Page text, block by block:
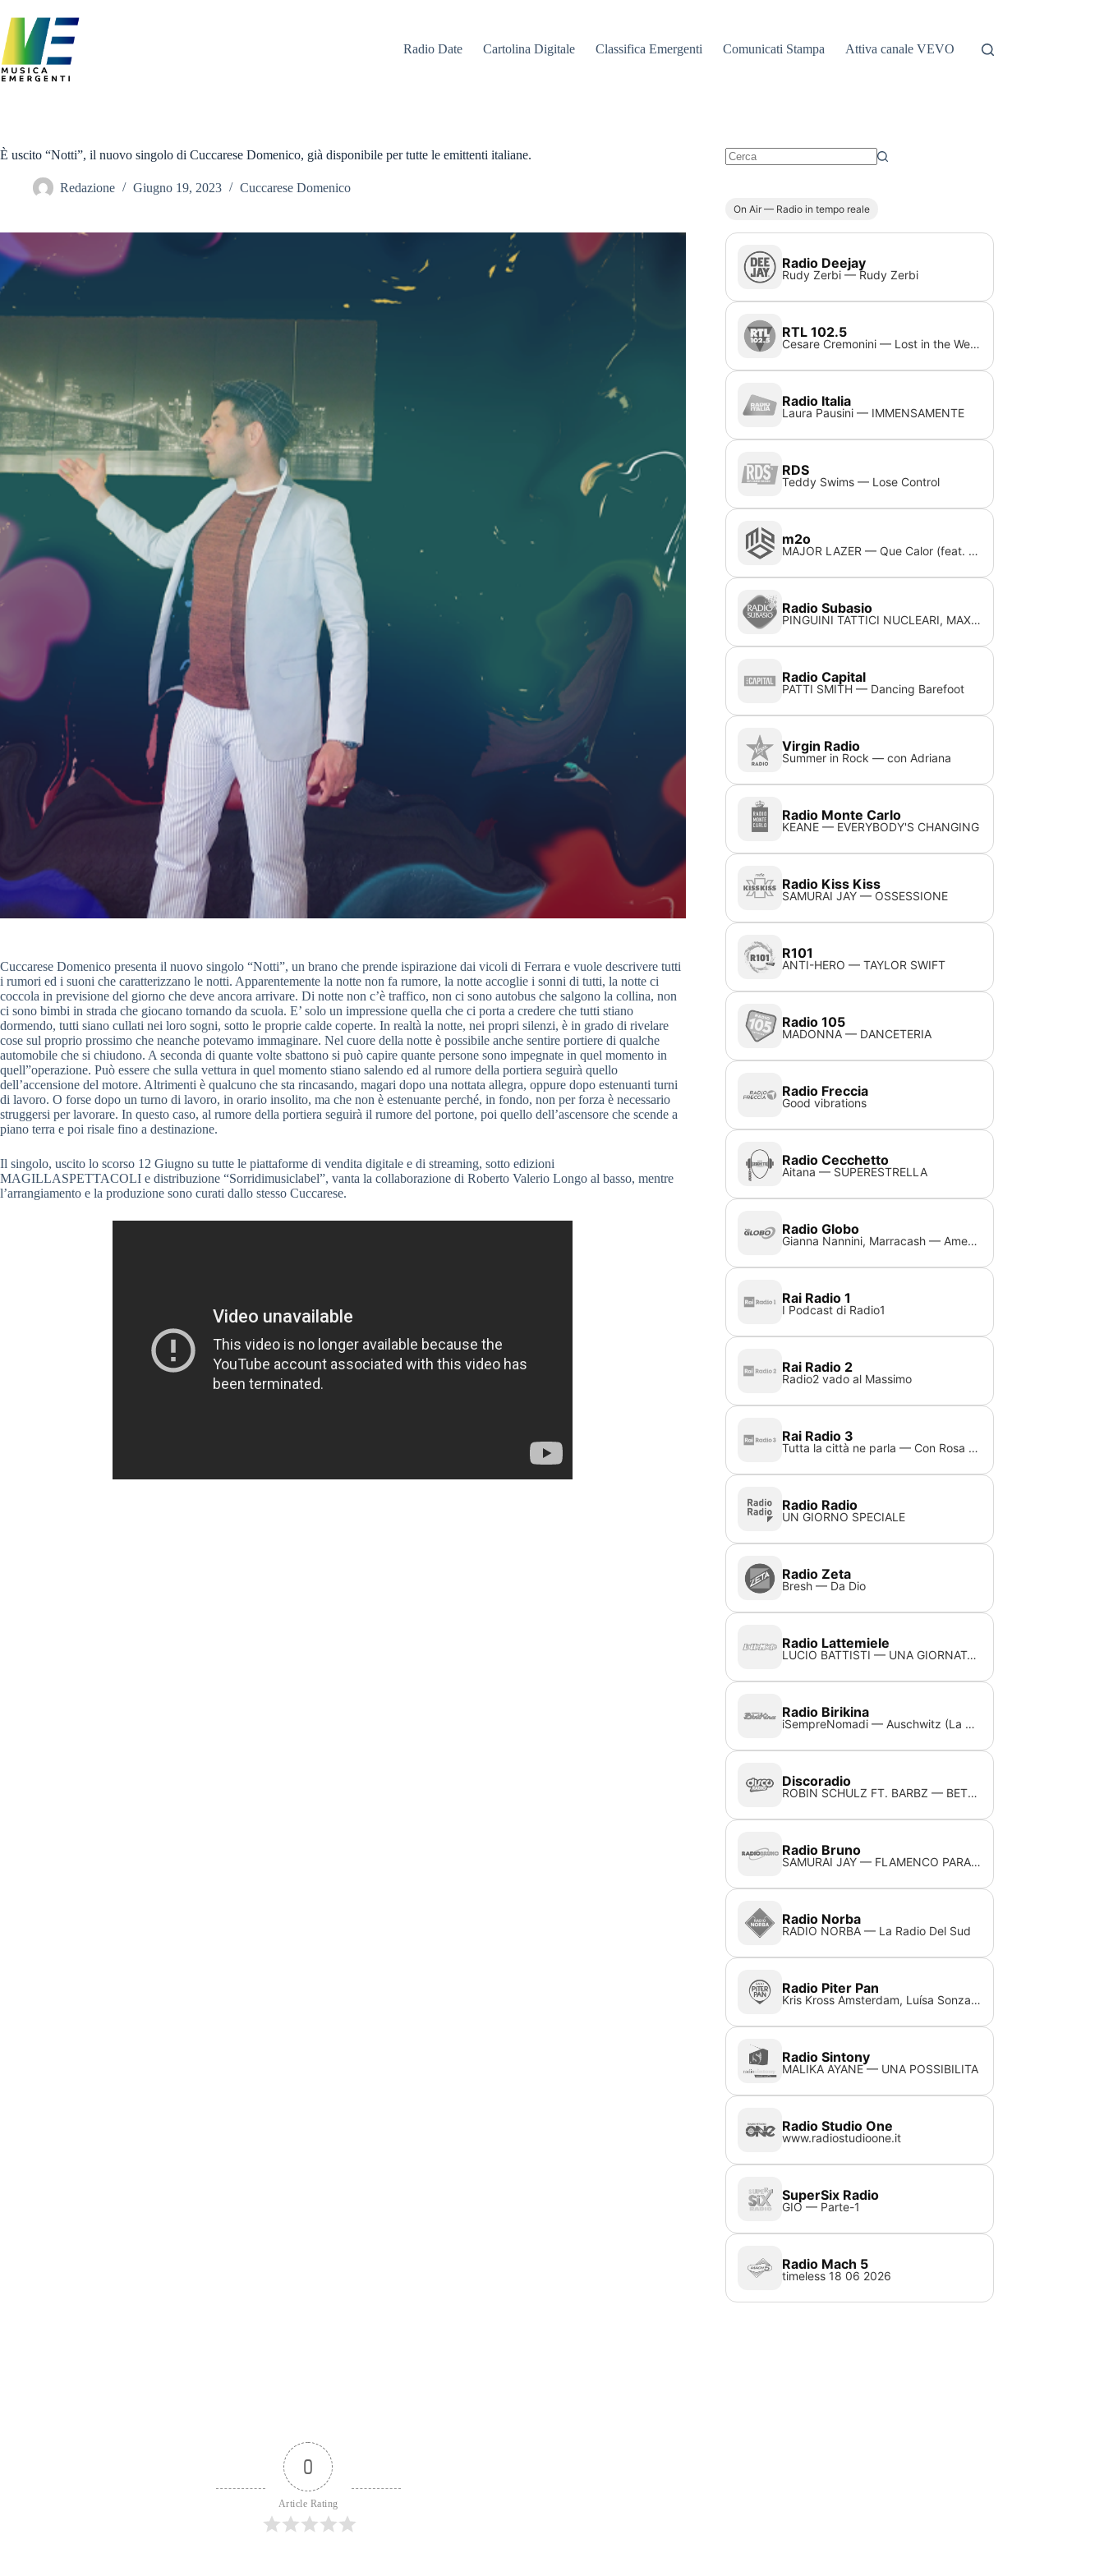
contenuto
Radio Date
Cartolina Digitale Classifica Emergenti Comunicati Stampa Attiva canale VEVO
È uscito “Notti”, il nuovo singolo di Cuccarese Domenico, già disponibile per tutte le emittenti italiane.
Redazione Giugno 19, 2023 Cuccarese Domenico
Cuccarese Domenico presenta il nuovo singolo “Notti”, un brano che prende ispirazione dai vicoli di Ferrara e vuole descrivere tutti
i rumori ed i suoni che caratterizzano le notti. Apparentemente la notte non fa rumore, la notte accoglie i sonni di tutti, la notte ci
coccola in previsione del giorno che deve ancora arrivare. Di notte non c’è traffico, non ci sono autobus che salgono la collina, non
ci sono bimbi in strada che giocano tornando da scuola. E’ solo un impressione quella che ci porta a credere che tutti stiano
dormendo, tutti siano cullati nei loro sogni, sotto le proprie calde coperte. In realtà la notte, nei propri silenzi, è in grado di rivelare
cose sul proprio prossimo che neanche potevamo immaginare. Nel cuore della notte è possibile anche sentire portiere di qualche
automobile che si chiudono. A seconda di quante volte sbattono si può capire quante persone sono impegnate in quel momento in
quell”operazione. Può essere che sulla vettura in quel momento stiano salendo ed al rumore della portiera seguirà quello
dell’accensione del motore. Altrimenti è qualcuno che sta rincasando, magari dopo una nottata allegra, oppure dopo estenuanti turni
di lavoro. O forse dopo un turno di lavoro, in orario insolito, ma che non è estenuante perché, in fondo, non per forza è necessario
struggersi per lavorare. In questo caso, al rumore della portiera seguirà il rumore del portone, poi quello dell’ascensore che scende a
piano terra e poi risale fino a destinazione.
Il singolo, uscito lo scorso 12 Giugno su tutte le piattaforme di vendita digitale e di streaming, sotto edizioni
MAGILLASPETTACOLI e distribuzione “Sorridimusiclabel”, vanta la collaborazione di Roberto Valerio Longo al basso, mentre
l’arrangiamento e la produzione sono curati dallo stesso Cuccarese.
On Air — Radio in tempo reale
Radio Deejay
Rudy Zerbi — Rudy Zerbi
RTL 102.5
Cesare Cremonini — Lost in the Weekend
Radio Italia
Laura Pausini — IMMENSAMENTE
RDS
Teddy Swims — Lose Control
m2o
MAJOR LAZER — Que Calor (feat. J Balvin & El Alfa) (Damien N Drix Remix)
Radio Subasio
PINGUINI TATTICI NUCLEARI, MAX PEZZALI — Bottiglie Vuote
Radio Capital
PATTI SMITH — Dancing Barefoot
Virgin Radio
Summer in Rock — con Adriana
Radio Monte Carlo
KEANE — EVERYBODY'S CHANGING
Radio Kiss Kiss
SAMURAI JAY — OSSESSIONE
R101
ANTI-HERO — TAYLOR SWIFT
Radio 105
MADONNA — DANCETERIA
Radio Freccia
Good vibrations
Radio Cecchetto
Aitana — SUPERESTRELLA
Radio Globo
Gianna Nannini, Marracash — America Inc.
Rai Radio 1
I Podcast di Radio1
Rai Radio 2
Radio2 vado al Massimo
Rai Radio 3
Tutta la città ne parla — Con Rosa Polacco
Radio Radio
UN GIORNO SPECIALE
Radio Zeta
Bresh — Da Dio
Radio Lattemiele
LUCIO BATTISTI — UNA GIORNATA UGGIOSA
Radio Birikina
iSempreNomadi — Auschwitz (La canzone del bambino nel vento)
Discoradio
ROBIN SCHULZ FT. BARBZ — BETTER TIMES
Radio Bruno
SAMURAI JAY — FLAMENCO PARANOIA
Radio Norba
RADIO NORBA — La Radio Del Sud
Radio Piter Pan
Kris Kross Amsterdam, Luísa Sonza & Willy William — My Oh My
Radio Sintony
MALIKA AYANE — UNA POSSIBILITA
Radio Studio One
www.radiostudioone.it
SuperSix Radio
GIO — Parte-1
Radio Mach 5
timeless 18 06 2026
0
Article Rating